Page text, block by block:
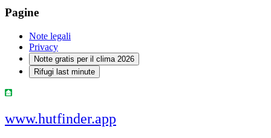
Pagine
Note legali
Privacy
Notte gratis per il clima 2026
Rifugi last minute
www.hutfinder.app